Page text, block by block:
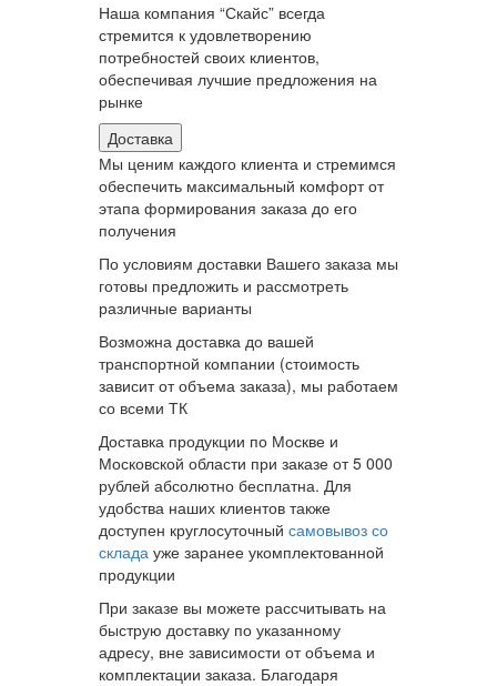
Наша компания “Скайс” всегда
стремится к удовлетворению
потребностей своих клиентов,
обеспечивая лучшие предложения на
рынке
Доставка
Мы ценим каждого клиента и стремимся
обеспечить максимальный комфорт от
этапа формирования заказа до его
получения
По условиям доставки Вашего заказа мы
готовы предложить и рассмотреть
различные варианты
Возможна доставка до вашей
транспортной компании (стоимость
зависит от объема заказа), мы работаем
со всеми ТК
Доставка продукции по Москве и
Московской области при заказе от 5 000
рублей абсолютно бесплатна. Для
удобства наших клиентов также
доступен круглосуточный самовывоз со
склада уже заранее укомплектованной
продукции
При заказе вы можете рассчитывать на
быструю доставку по указанному
адресу, вне зависимости от объема и
комплектации заказа. Благодаря